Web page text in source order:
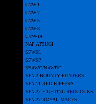
CVW-1
CVW-2
CVW-5
CVW-8
CVW-14
NAF ATSUGI
SFWSL
SFWSP
NSAWC/NAWDC
VFA-2 BOUNTY HUNTERS
VFA-11 RED RIPPERS
VFA-22 FIGHTING REDCOCKS
VFA-27 ROYAL MACES